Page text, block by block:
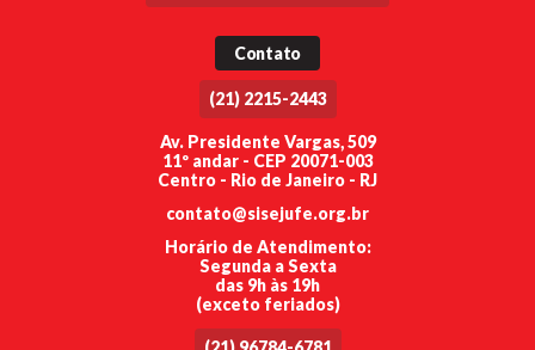
Contato
(21) 2215-2443
Av. Presidente Vargas, 509
11º andar - CEP 20071-003
Centro - Rio de Janeiro - RJ
contato@sisejufe.org.br
Horário de Atendimento:
Segunda a Sexta
das 9h às 19h
(exceto feriados)